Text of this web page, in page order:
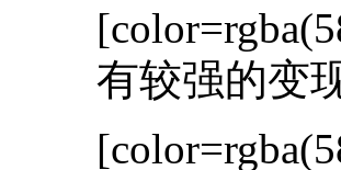
有较强的变